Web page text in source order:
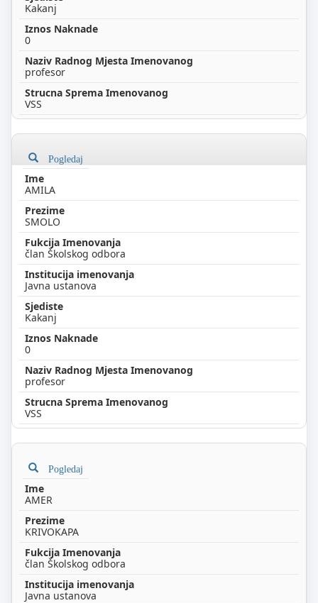
Kakanj
0
profesor
VSS
Pogledaj
AMILA
SMOLO
član Školskog odbora
Javna ustanova
Kakanj
0
profesor
VSS
Pogledaj
AMER
KRIVOKAPA
član Školskog odbora
Javna ustanova